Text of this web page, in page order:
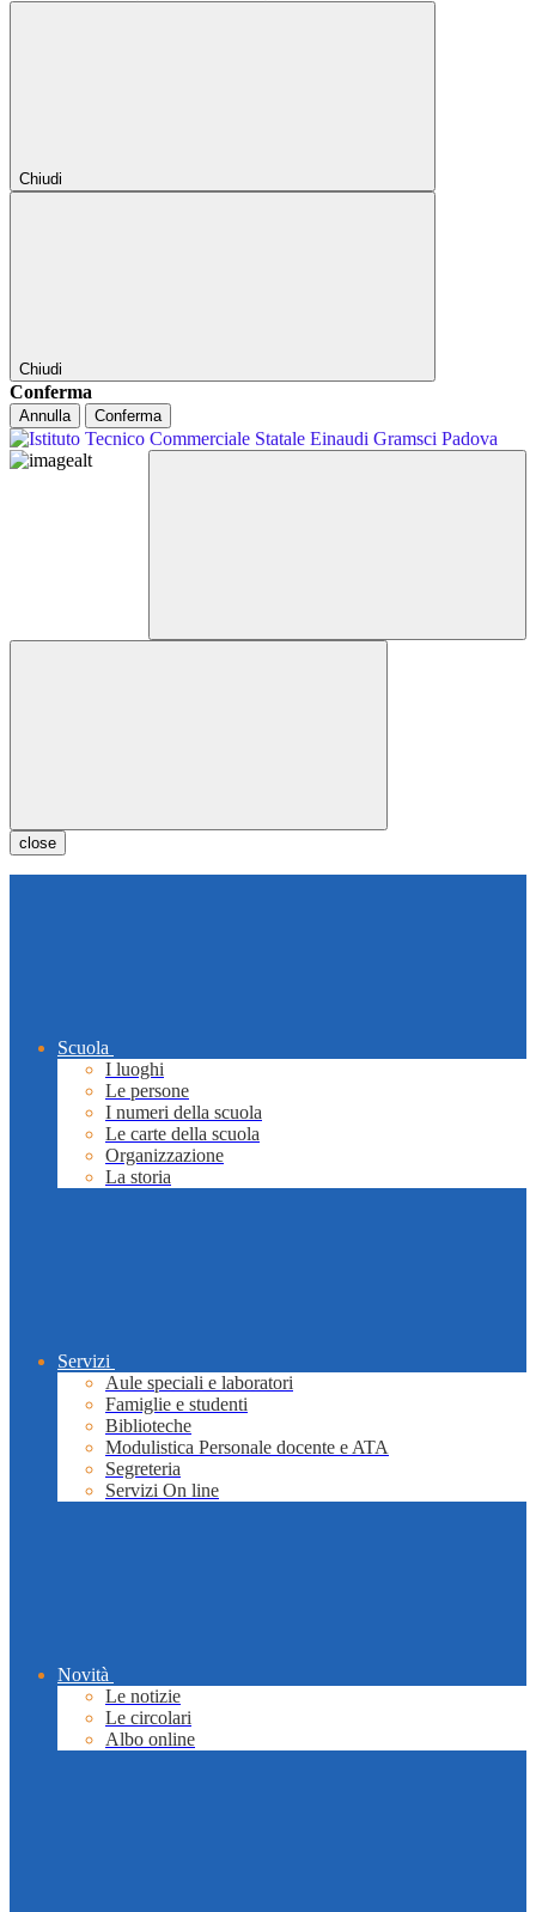
Chiudi
Chiudi
Conferma
Annulla Conferma
close
Scuola
I luoghi
Le persone
I numeri della scuola
Le carte della scuola
Organizzazione
La storia
Servizi
Aule speciali e laboratori
Famiglie e studenti
Biblioteche
Modulistica Personale docente e ATA
Segreteria
Servizi On line
Novità
Le notizie
Le circolari
Albo online